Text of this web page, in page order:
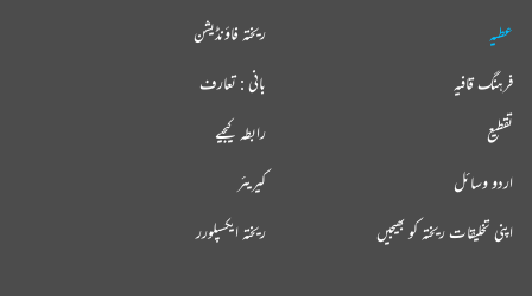
عطیہ
فرہنگ قافیہ
تقطیع
اردو وسائل
اپنی تخلیقات ریختہ کو بھیجیں
ریختہ فاؤنڈیشن
بانی : تعارف
رابطہ کیجیے
کیریئر
ریختہ ایکسپلورر